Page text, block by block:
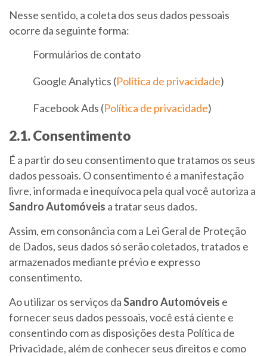
Nesse sentido, a coleta dos seus dados pessoais
ocorre da seguinte forma:
Formulários de contato
Google Analytics (Política de privacidade)
Facebook Ads (Política de privacidade)
2.1. Consentimento
É a partir do seu consentimento que tratamos os seus
dados pessoais. O consentimento é a manifestação
livre, informada e inequívoca pela qual você autoriza a
Sandro Automóveis a tratar seus dados.
Assim, em consonância com a Lei Geral de Proteção
de Dados, seus dados só serão coletados, tratados e
armazenados mediante prévio e expresso
consentimento.
Ao utilizar os serviços daSandro Automóveis e
fornecer seus dados pessoais, você está ciente e
consentindo com as disposições desta Política de
Privacidade, além de conhecer seus direitos e como